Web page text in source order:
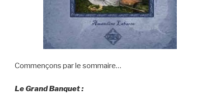
Commençons par le sommaire…
Le Grand Banquet :